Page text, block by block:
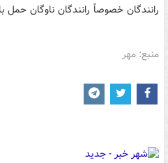
رانندگان خصوصاً رانندگان ناوگان
منبع: مهر